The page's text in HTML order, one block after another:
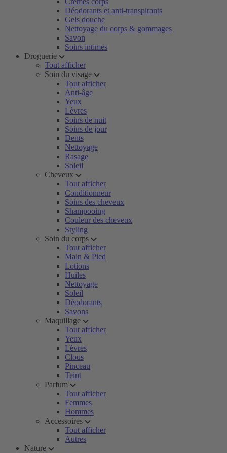
Déodorants et anti-transpirants
Gels douche
Nettoyage du corps & gommages
Savon
Soins intimes
Droguerie
Tout afficher
Soin du visage
Tout afficher
Anti-âge
Yeux
Lèvres
Soins de nuit
Soins de jour
Dents
Nettoyage
Rasage
Soleil
Cheveux
Tout afficher
Conditionneur
Soins des cheveux
Shampooing
Couleur des cheveux
Styling
Soin du corps
Tout afficher
Main & Pied
Lotions
Huiles
Nettoyage
Soleil
Déodorants
Savons
Maquillage
Tout afficher
Yeux
Lèvres
Clous
Pinceau
Teint
Parfum
Tout afficher
Femmes
Hommes
Accessoires
Tout afficher
Autres
Nature